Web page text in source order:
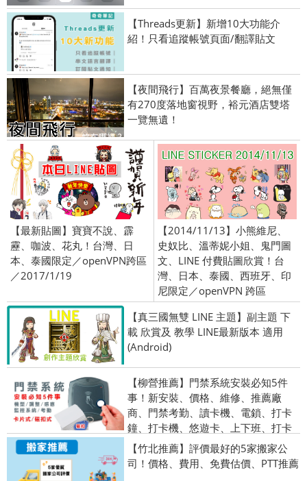
【Threads更新】新增10大功能介
紹！只看追蹤帳號頁面/翻譯貼文
【夜間飛行】百萬夜景餐廳，絕無僅
有270度落地窗視野，裕元酒店雙塔
一覽無遺！
【最新貼圖】寶寶不說、霹
靂、咖波、花丸！台灣、日
本、泰國限定／openVPN跨區
／2017/1/19
【2014/11/13】小熊維尼、
史奴比、溫蒂妮小姐、鬼門圖
文、LINE 付費貼圖欣賞！台
灣、日本、泰國、西班牙、印
尼限定／openVPN 跨區
【真三國無雙 LINE 主題】副主題 下
載 欣賞及 教學 LINE最新版本 適用
(Android)
【柳營推薦】門禁系統安裝必知5件
事！新安裝、價格、維修、推薦廠
商、門禁考勤、讀卡機、電鎖、打卡
鐘、打卡機、悠遊卡、上下班、打卡
【竹北推薦】評價最好的5家搬家公
司！價格、費用、免費估價、PTT推薦